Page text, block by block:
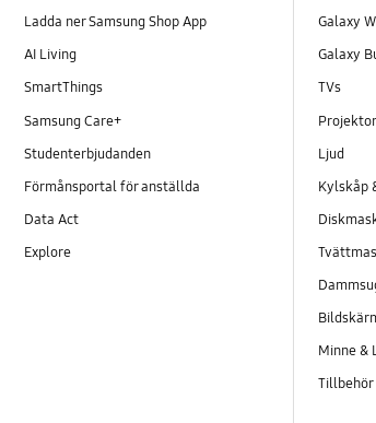
Ladda ner Samsung Shop App
AI Living
SmartThings
Samsung Care+
Studenterbjudanden
Förmånsportal för anställda
Data Act
Explore
Galaxy
Galaxy
TVs
Ljud
Kylskåp
Minne &
Tillbehör